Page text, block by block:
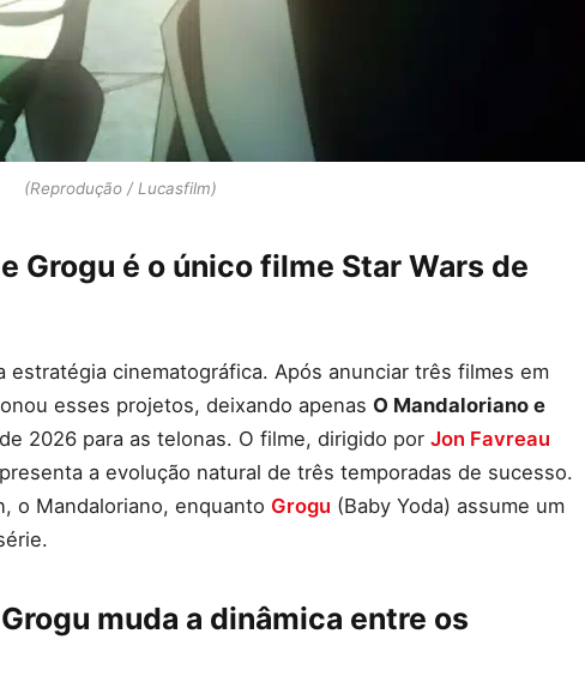
(Reprodução / Lucasfilm)
Grogu é o único filme Star Wars de
estratégia cinematográfica. Após anunciar três filmes em
esses projetos, deixando apenas O Mandaloriano e
2026 para as telonas. O filme, dirigido por Jon Favreau
a evolução natural de três temporadas de sucesso.
o Mandaloriano, enquanto Grogu (Baby Yoda) assume um
muda a dinâmica entre os